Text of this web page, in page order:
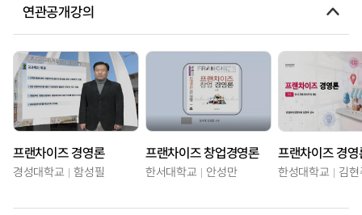
연관공개강의
프랜차이즈 경영론
경성대학교 함성필
프랜차이즈 창업경영론
한서대학교 안성만
프랜차이즈 경영
한성대학교 김